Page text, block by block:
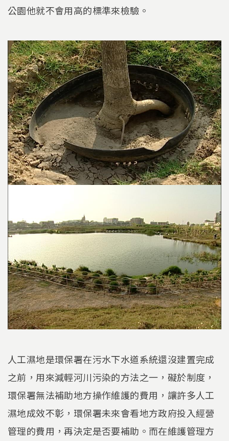
公園他就不會用高的標準來檢驗。
人工濕地是環保署在污水下水道系統還沒建置完成
之前，用來減輕河川污染的方法之一，礙於制度，
環保署無法補助地方操作維護的費用，讓許多人工
濕地成效不彰，環保署未來會看地方政府投入經營
管理的費用，再決定是否要補助。而在維護管理方